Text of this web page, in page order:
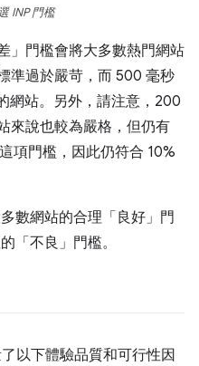
INP 門檻
」門檻會將大多數熱門網站
準過於嚴苛，而 500 毫秒
網站。另外，請注意，200
來說也較為嚴格，但仍有
項門檻，因此仍符合 10%
數網站的合理「良好」門
「不良」門檻。
以下體驗品質和可行性因